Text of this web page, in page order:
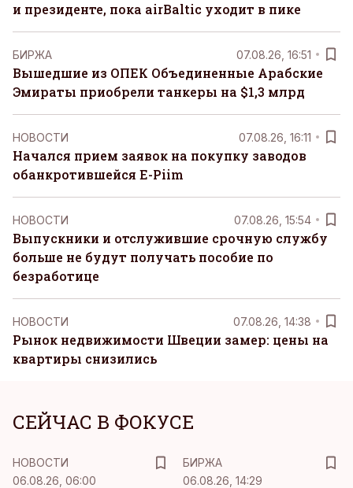
и президенте, пока airBaltic уходит в пике
БИРЖА 07.08.26, 16:51
Вышедшие из ОПЕК Объединенные Арабские
Эмираты приобрели танкеры на $1,3 млрд
НОВОСТИ 07.08.26, 16:11
Начался прием заявок на покупку заводов
обанкротившейся E-Piim
НОВОСТИ 07.08.26, 15:54
Выпускники и отслужившие срочную службу
больше не будут получать пособие по
безработице
НОВОСТИ 07.08.26, 14:38
Рынок недвижимости Швеции замер: цены на
квартиры снизились
СЕЙЧАС В ФОКУСЕ
НОВОСТИ
06.08.26, 06:00
БИРЖА
06.08.26, 14:29